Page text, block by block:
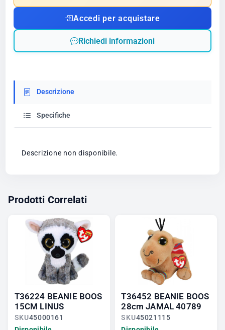
Accedi per acquistare
Richiedi informazioni
Descrizione
Specifiche
Descrizione non disponibile.
Prodotti Correlati
T36224 BEANIE BOOS
15CM LINUS
SKU45000161
T36452 BEANIE BOOS
28cm JAMAL 40789
SKU45021115